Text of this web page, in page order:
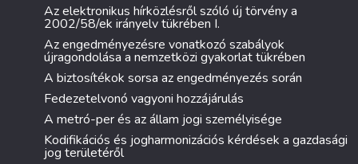
Az elektronikus hírközlésről szóló új törvény a
2002/58/ek irányelv tükrében I.
Az engedményezésre vonatkozó szabályok
újragondolása a nemzetközi gyakorlat tükrében
A biztosítékok sorsa az engedményezés során
Fedezetelvonó vagyoni hozzájárulás
A metró-per és az állam jogi személyisége
Kodifikációs és jogharmonizációs kérdések a gazdasági
jog területéről